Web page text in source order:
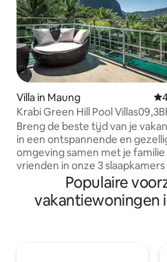
Villa in Maung
Krabi Green Hill Pool
Mtn. uitzicht
Breng de beste tijd van je vakantie door
in een ontspannende en
omgeving samen met je
vrienden in onze 3
uitgerust en bevat alle
nodig hebt tijdens je verblijf,
met keukengerei, 2
Populaire
vakantiewoningen